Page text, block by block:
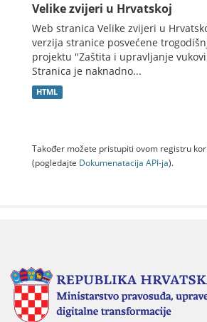
Velike zvijeri u Hrvatskoj
Web stranica Velike zvijeri u
verzija stranice posvećene
projektu "Zaštita i upravljanje
Stranica je naknadno...
HTML
Također možete pristupiti ovom registru
(pogledajte Dokumenаtаcijа API-jа).